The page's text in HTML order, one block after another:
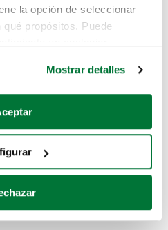
la opción de seleccionar
propósitos. Puede
su ubicación geográfica
analizándolo activamente
específicas (huellas
cómo se procesan sus
Mostrar detalles
coche que estás
estos enlaces: